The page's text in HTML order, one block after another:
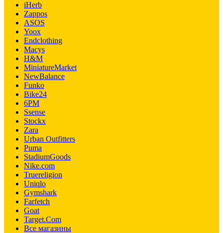
iHerb
Zappos
ASOS
Yoox
Endclothing
Macys
H&M
MiniatureMarket
NewBalance
Funko
Bike24
6PM
Ssense
Stockx
Zara
Urban Outfitters
Puma
StadiumGoods
Nike.com
Truereligion
Uniqlo
Gymshark
Farfetch
Goat
Target.Com
Все магазины